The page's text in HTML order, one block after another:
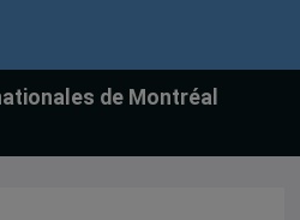
de Montréal